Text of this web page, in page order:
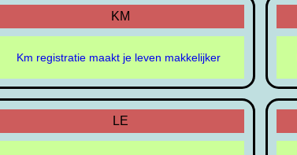
KM
Km registratie maakt je leven makkelijker
LE